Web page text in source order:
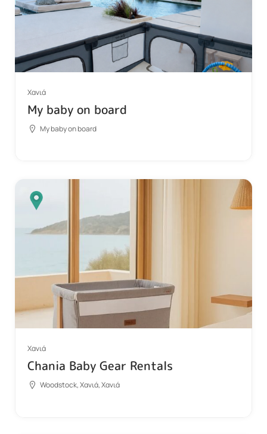
Χανιά
My baby on board
My baby on board
Χανιά
Chania Baby Gear Rentals
Woodstock, Χανιά, Χανιά